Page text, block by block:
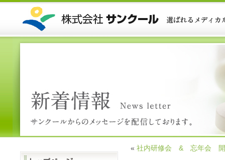
« 社内研修会 & 忘年会 開